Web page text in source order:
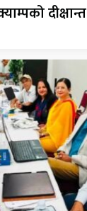
दीक्षान्त